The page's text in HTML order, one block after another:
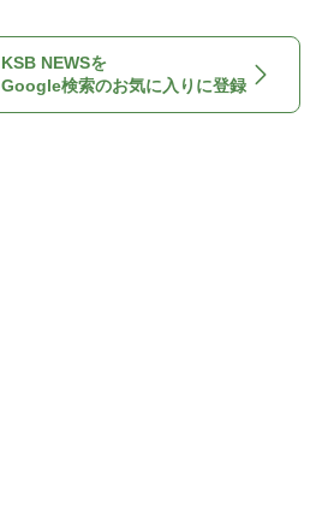
KSB NEWSを
Google検索のお気に入りに登録